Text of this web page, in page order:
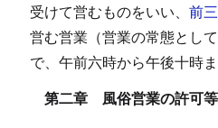
受けて営むものをいい、 前
営む営業（営業の常態とし
で、午前六時から午後十時
第二章 風俗営業の許可等